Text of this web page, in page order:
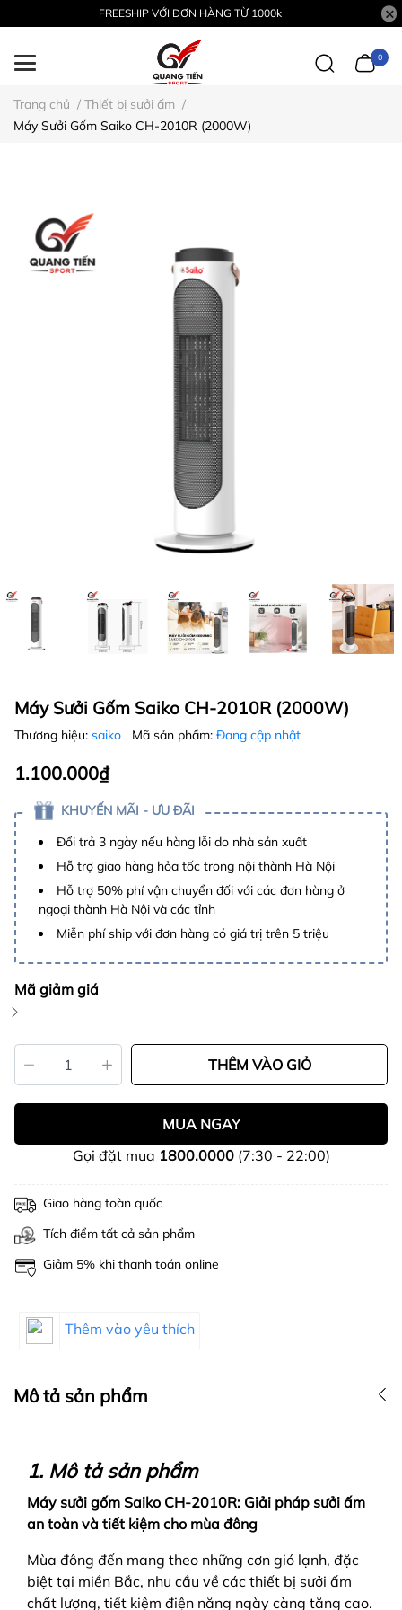
FREESHIP VỚI ĐƠN HÀNG TỪ 1000k
0
Trang chủ / Thiết bị sưởi ấm /
Máy Sưởi Gốm Saiko CH-2010R (2000W)
Máy Sưởi Gốm Saiko CH-2010R (2000W)
Thương hiệu: saiko Mã sản phẩm: Đang cập nhật
1.100.000₫
KHUYẾN MÃI - ƯU ĐÃI
Đổi trả 3 ngày nếu hàng lỗi do nhà sản xuất
Hỗ trợ giao hàng hỏa tốc trong nội thành Hà Nội
Hỗ trợ 50% phí vận chuyển đối với các đơn hàng ở
ngoại thành Hà Nội và các tỉnh
Miễn phí ship với đơn hàng có giá trị trên 5 triệu
Mã giảm giá
THÊM VÀO GIỎ
MUA NGAY
Gọi đặt mua 1800.0000(7:30 - 22:00)
Giao hàng toàn quốc
Tích điểm tất cả sản phẩm
Giảm 5% khi thanh toán online
Thêm vào yêu thích
Mô tả sản phẩm
1. Mô tả sản phẩm
Máy sưởi gốm Saiko CH-2010R: Giải pháp sưởi ấm
an toàn và tiết kiệm cho mùa đông
Mùa đông đến mang theo những cơn gió lạnh, đặc
biệt tại miền Bắc, nhu cầu về các thiết bị sưởi ấm
chất lượng, tiết kiệm điện năng ngày càng tăng cao.